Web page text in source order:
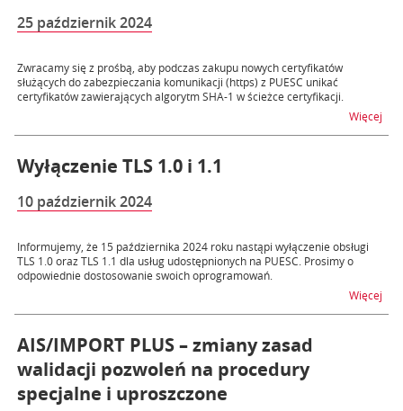
25 październik 2024
Zwracamy się z prośbą, aby podczas zakupu nowych certyfikatów
służących do zabezpieczania komunikacji (https) z PUESC unikać
certyfikatów zawierających algorytm SHA-1 w ścieżce certyfikacji.
Więcej
Wyłączenie TLS 1.0 i 1.1
10 październik 2024
Informujemy, że 15 października 2024 roku nastąpi wyłączenie obsługi
TLS 1.0 oraz TLS 1.1 dla usług udostępnionych na PUESC. Prosimy o
odpowiednie dostosowanie swoich oprogramowań.
Więcej
AIS/IMPORT PLUS – zmiany zasad
walidacji pozwoleń na procedury
specjalne i uproszczone